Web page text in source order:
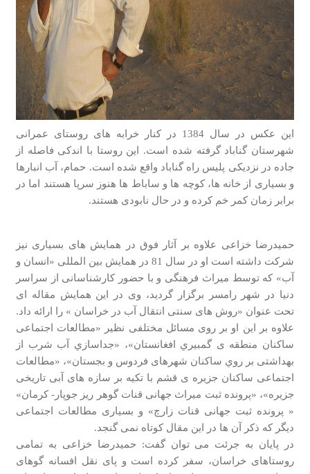
این عکس در سال 1384 در کنار خرابه های روستای عمرانی
شهرستان گناباد گرفته شده است. این روستا با اندکی فاصله از
جاده در نزدیکی پلیس راه گناباد واقع شده است. حمام، آب انبارها
و بسیاری از خانه ها، کوچه ها و ساباط ها هنوز سرپا هستند اما در
برابر زمان کمر خم کرده و در حال نابودی هستند.
حمیدرضا خزاعی علاوه بر آثار فوق در همایش های بسیاری نیز
شرکت داشته است او در سال 81 در همایش بین المللی «انسان و
آب» که توسط میراث فرهنگی و با حضور کارشناسانی از سراسر
دنیا در شهر رامسر برگزار گردید، وی در این همایش مقاله ای
تحت عنوان «روش های سنتی انتقال آب در خراسان » را ارائه داد.
علاوه بر این او بر روی مسائل مختلفی نظیر «مطالعات اجتماعی
ساكنان منطقه ی گمبيري افغانستان»، «جداسازي آب شرب از
بهداشتی بر روي ساكنان شهرهای فردوس و بجستان»، «مطالعات
اجتماعی ساكنان جزيره ی قشم با تكيه بر سازه های آبی تاريخی
جزيره»، «پرونده ثبت میراث جهانی قنات گوهر ریز جوپار- کرمان»
« پرونده ثبت جهانی قنات زارچ» و بسیاری مطالعات اجتماعی
دیگر که ذکر آن ها در این مقال کوتاه نمی گنجد.
در پایان به جرئت می توان گفت: حمیدرضا خزاعی به تمامی
روستاهای خراسان، سفر کرده است و پای نقل افسانه گوهای